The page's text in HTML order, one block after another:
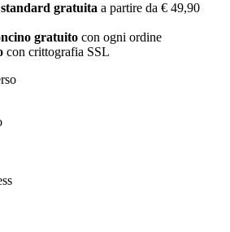
gratuita a partire da € 49,90
gratuito con ogni ordine
con crittografia SSL